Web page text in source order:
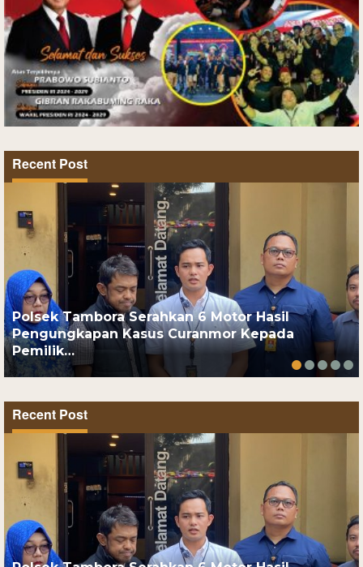
Recent Post
Polsek Tambora Serahkan 6 Motor Hasil
Pengungkapan Kasus Curanmor Kepada
Pemilik…
Recent Post